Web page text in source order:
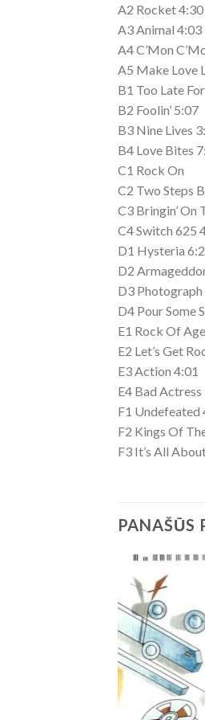
A2 Rocket 4:30
A3 Animal 4:03
A4 C’Mon
A5 Make Love
B1 Too Late
B2 Foolin’ 5:07
B3 Nine Lives
B4 Love Bites
C1 Rock On
C2 Two Steps
C3 Bringin’
C4 Switch 625
D1 Hysteria
D2
D3 Photograph
D4 Pour Some
E1 Rock Of
E2 Let’s Get
E3 Action 4:01
E4 Bad Actress
F1 Undefeated
F2 Kings Of
F3 It’s All
PANAŠŪS